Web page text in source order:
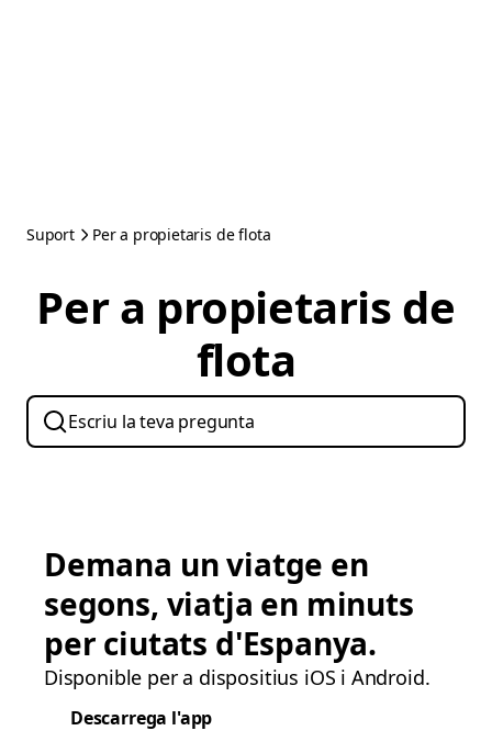
Suport Per a propietaris de flota
Per a propietaris de
flota
Demana un viatge en
segons, viatja en minuts
per ciutats d'Espanya.
Disponible per a dispositius iOS i Android.
Descarrega l'app